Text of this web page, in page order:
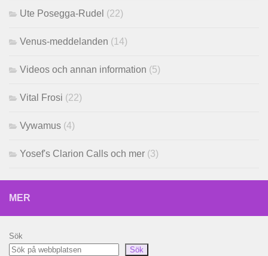
Ute Posegga-Rudel (22)
Venus-meddelanden (14)
Videos och annan information (5)
Vital Frosi (22)
Vywamus (4)
Yosef's Clarion Calls och mer (3)
MER
Sök
Sök